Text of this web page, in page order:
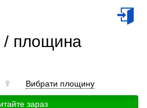
/ площина
Вибрати площину
зараз